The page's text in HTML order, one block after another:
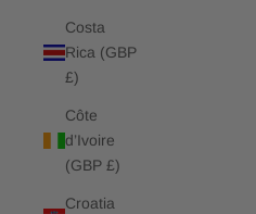
Costa
Rica (GBP
£)
Côte
d’Ivoire
(GBP £)
Croatia